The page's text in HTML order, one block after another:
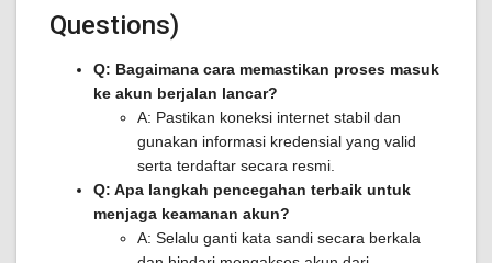
Questions)
Q: Bagaimana cara memastikan proses masuk
ke akun berjalan lancar?
A: Pastikan koneksi internet stabil dan
gunakan informasi kredensial yang valid
serta terdaftar secara resmi.
Q: Apa langkah pencegahan terbaik untuk
menjaga keamanan akun?
A: Selalu ganti kata sandi secara berkala